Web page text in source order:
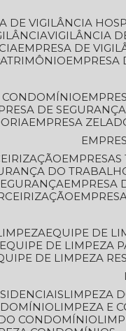
DE VIGILÂNCIA
VIGILÂNCIA
EMPRESA DE
CONDOMÍNIO
DE
EMPRESA
DO
EQUIPE DE
EQUIPE DE LIMPEZA
DE LIMPEZA
LIMPEZA
LIMPEZA E
CONDOMÍNIO